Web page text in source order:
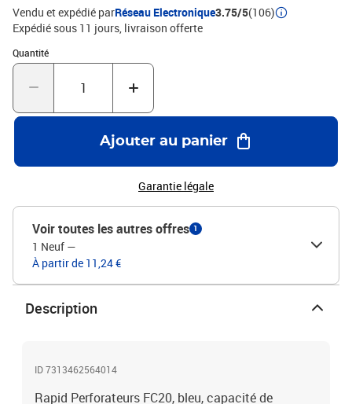
Vendu et expédié parRéseau Electronique3.75/5(106)
Expédié sous 11 jours livraison offerte
Quantité
Quantité : 1
Ajouter au panier
Garantie légale
Voir toutes les autres offres 1
1 Neuf —
À partir de 11,24 €
Description
ID 7313462564014
Rapid Perforateurs FC20, bleu, capacité de